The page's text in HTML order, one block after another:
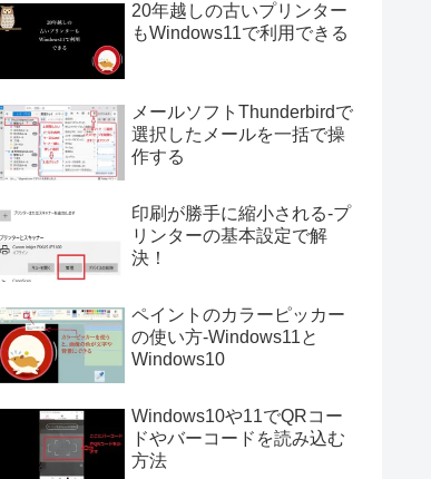
20年越しの古いプリンター
もWindows11で利用できる
メールソフトThunderbirdで
選択したメールを一括で操
作する
印刷が勝手に縮小される-プ
リンターの基本設定で解
決！
ペイントのカラーピッカー
の使い方-Windows11と
Windows10
Windows10や11でQRコー
ドやバーコードを読み込む
方法